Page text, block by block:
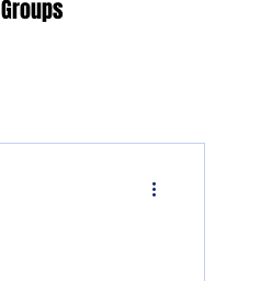
Groups